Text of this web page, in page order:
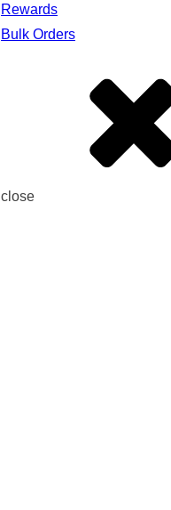
Rewards
Bulk Orders
close